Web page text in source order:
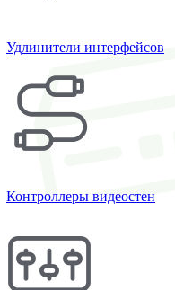
Удлинители интерфейсов
Контроллеры видеостен